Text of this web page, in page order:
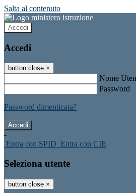
Salta al contenuto
Accedi
Accedi
button close ×
Nome
Password
Password dimenticata?
-
Entra con SPID Entra con CIE
Seleziona utente
button close ×